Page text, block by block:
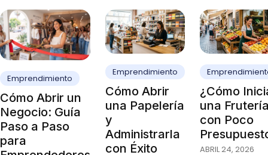
Emprendimiento
Cómo Abrir un
Negocio: Guía
Paso a Paso
para
Emprendimiento
Cómo Abrir
una Papelería
y
Administrarla
con Éxito
¿Cómo
una
con Poco
ABRIL 24, 2026